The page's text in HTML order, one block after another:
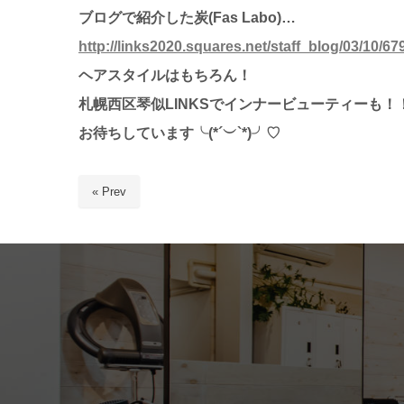
ブログで紹介した炭(Fas Labo)…
http://links2020.squares.net/staff_blog/03/10/
ヘアスタイルはもちろん！
札幌西区琴似LINKSでインナービューティーも！
お待ちしています╰(*´︶`*)╯♡
« Prev